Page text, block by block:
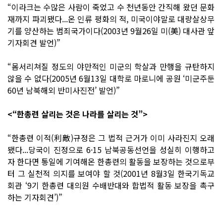
“이라크는 수많은 사람이 죽었고 수 천년동안 간직해 왔던 문화
재까지 파괴됐다...온 인류 평화의 적, 미국이야말로 대량살상무
기를 양산하는 범죄국가이다(2003년 9월26일 미(美) 대사관 앞
기자회견 발언)”
“몸서리쳐질 정도의 야만적인 미군의 학살과 만행을 규탄하지
않을 수 없다(2005년 6월13일 대학로 마로니에 공원 ‘미군주둔
60년 남북해외 반미사진전’ 발언)”
<“한총련 살리는 것은 나라를 살리는 것”>
“한총련 이적(利敵)규정은 그 법적 근거가 이미 사라진지 오래
됐다...당국이 진정으로 6·15 남북공동선언을 성실히 이행하고
자 한다면 통일에 기여해온 한총련의 활동을 보장하는 것으로부
터 그 실천적 의지를 보여야 할 것(2001년 8월3일 한국기독교
회관 ‘9기 한총련 대의원 수배반대와 합법적 활동 보장을 촉구
하는 기자회견’)”